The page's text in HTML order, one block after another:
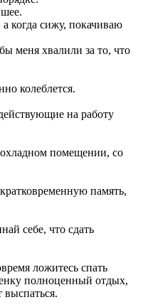
когда сижу, покачиваю
меня хвалили за то, что
колеблется.
на работу
помещении, со
память,
себе, что сдать
ложитесь спать
полноценный отдых,
выспаться.